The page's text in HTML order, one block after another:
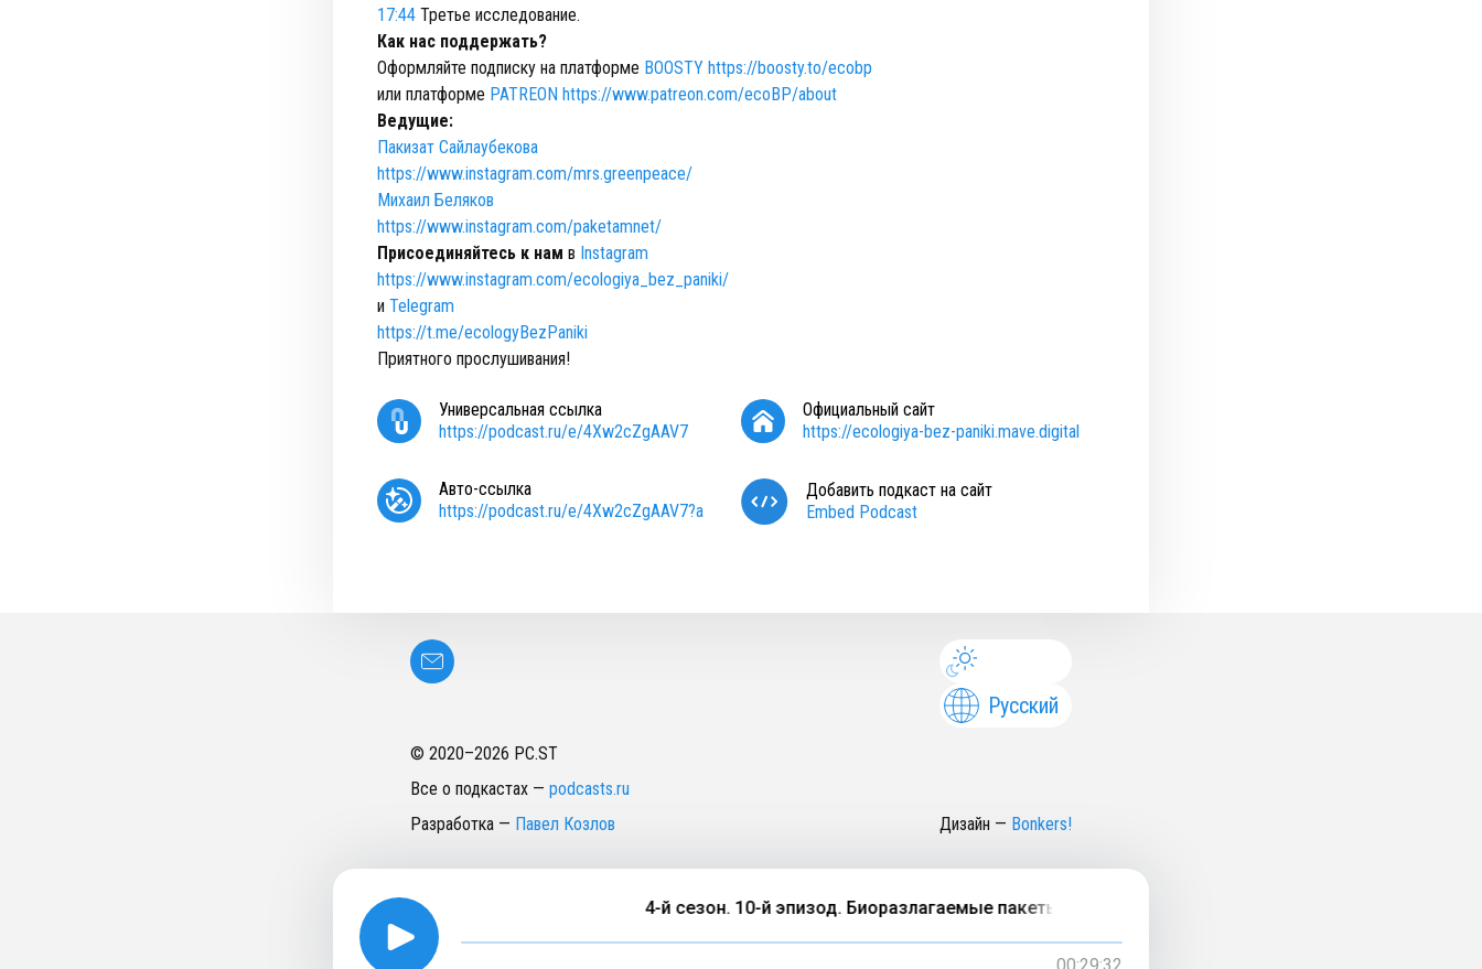
17:44 Третье исследование.
Как нас поддержать?
Оформляйте подписку на платформе BOOSTY https://boosty.to/ecobp
или платформе PATREON https://www.patreon.com/ecoBP/about
Ведущие:
Пакизат Сайлаубекова
https://www.instagram.com/mrs.greenpeace/
Михаил Беляков
https://www.instagram.com/paketamnet/
Присоединяйтесь к нам в Instagram
https://www.instagram.com/ecologiya_bez_paniki/
и Telegram
https://t.me/ecologyBezPaniki
Приятного прослушивания!
Универсальная ссылка
https://podcast.ru/e/4Xw2cZgAAV7
Официальный сайт
https://ecologiya-bez-paniki.mave.digital
Авто-ссылка
https://podcast.ru/e/4Xw2cZgAAV7?a
Добавить подкаст на сайт
Embed Podcast
Русский
© 2020–2026 PC.ST
Все о подкастах — podcasts.ru
Разработка — Павел Козлов Дизайн — Bonkers!
4-й сезон. 10-й эпизод. Биоразлагаемые пакеты экологичнее пластика или нет? Ставим точку.